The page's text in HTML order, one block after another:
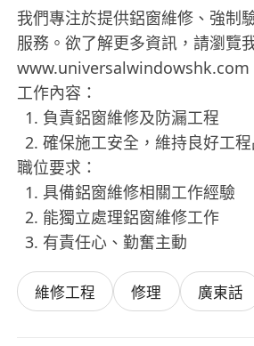
我們專注於提供鋁窗維修、強制
服務。欲了解更多資訊，請瀏覽
www.universalwindowshk.com
工作內容：
負責鋁窗維修及防漏工程
確保施工安全，維持良好工
職位要求：
具備鋁窗維修相關工作經驗
能獨立處理鋁窗維修工作
有責任心、勤奮主動
維修工程 修理 廣東話